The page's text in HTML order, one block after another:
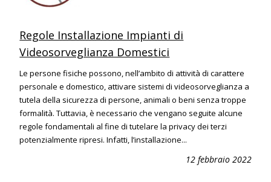
Regole Installazione Impianti di
Videosorveglianza Domestici
Le persone fisiche possono, nell’ambito di attività di carattere
personale e domestico, attivare sistemi di videosorveglianza a
tutela della sicurezza di persone, animali o beni senza troppe
formalità. Tuttavia, è necessario che vengano seguite alcune
regole fondamentali al fine di tutelare la privacy dei terzi
potenzialmente ripresi. Infatti, l’installazione...
12 febbraio 2022